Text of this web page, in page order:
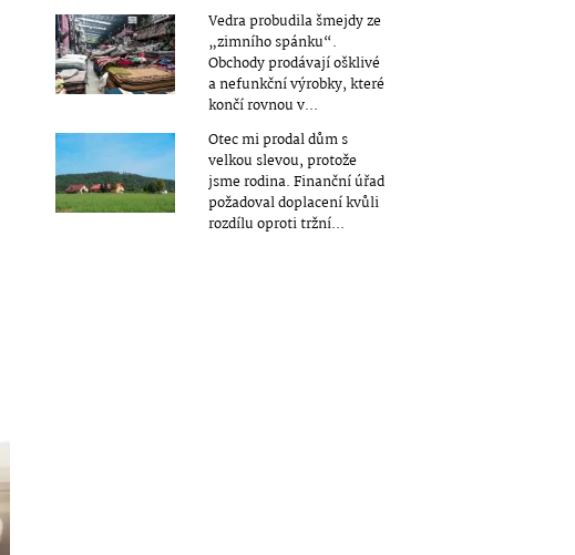
Vedra probudila šmejdy ze
„zimního spánku“.
Obchody prodávají ošklivé
a nefunkční výrobky, které
končí rovnou v...
Otec mi prodal dům s
velkou slevou, protože
jsme rodina. Finanční úřad
požadoval doplacení kvůli
rozdílu oproti tržní...